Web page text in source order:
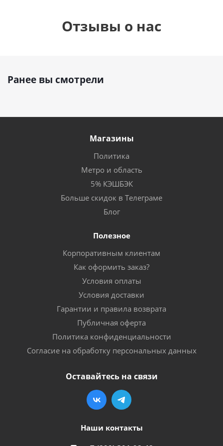
Отзывы о нас
Ранее вы смотрели
Магазины
Политика
Метро и область
5% КЭШБЭК
Больше скидок в Телеграме
Блог
Полезное
Корпоративным клиентам
Как оформить заказ?
Условия оплаты
Условия доставки
Гарантии и правила возврата
Публичная оферта
Политика конфиденциальности
Согласие на обработку персональных данных
Оставайтесь на связи
Наши контакты